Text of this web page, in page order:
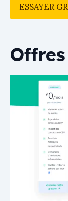
ESSAYER